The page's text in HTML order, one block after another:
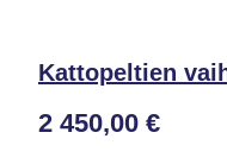
Kattopeltien
2 450,00 €